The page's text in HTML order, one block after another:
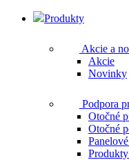
Produkty
Akcie a
Akcie
Novinky
Podpora
Otočné
Otočné